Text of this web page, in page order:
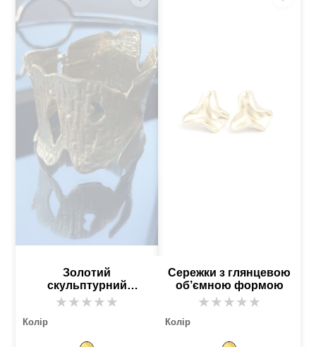
Золотий
скульптурний
браслет-манжет
★★★★★
Колір
Сережки з глянцевою
об’ємною формою
★★★★★
Колір